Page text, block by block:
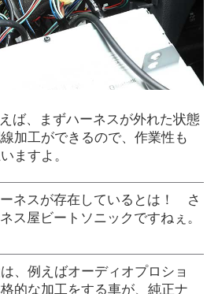
ば、まずハーネスが外れた状態
加工ができるので、作業性も
ますよ。
ネスが存在しているとは！ さ
ス屋ビートソニックですねぇ。
、例えばオーディオプロショ
的な加工をする車が、純正ナ